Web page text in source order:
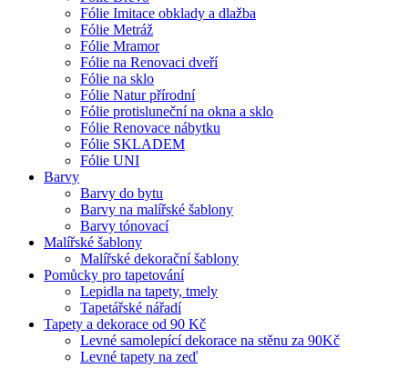
Fólie Imitace obklady a dlažba
Fólie Metráž
Fólie Mramor
Fólie na Renovaci dveří
Fólie na sklo
Fólie Natur přírodní
Fólie protisluneční na okna a sklo
Fólie Renovace nábytku
Fólie SKLADEM
Fólie UNI
Barvy
Barvy do bytu
Barvy na malířské šablony
Barvy tónovací
Malířské šablony
Malířské dekorační šablony
Pomůcky pro tapetování
Lepidla na tapety, tmely
Tapetářské nářadí
Tapety a dekorace od 90 Kč
Levné samolepící dekorace na stěnu za 90Kč
Levné tapety na zeď